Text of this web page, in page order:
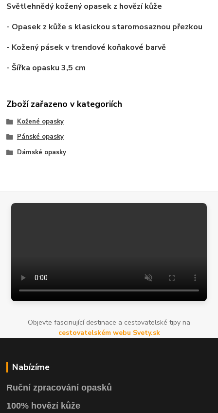
Světlehnědý koženýopasek z hovězíkůže
- Opasek z kůže s klasickou staromosaznou přezkou
- Kožený pásek v trendové koňakové barvě
- Šířka opasku 3,5 cm
Zboží zařazeno v kategoriích
Kožené opasky
Pánské opasky
Dámské opasky
Objevte fascinující destinace a cestovatelské tipy na
cestovatelském webu Svety.sk
Nabízíme
Ruční zpracování opasků
100% hovězí kůže